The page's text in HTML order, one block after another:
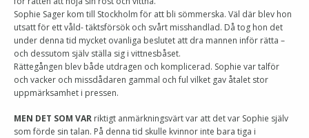
Sophie Sager kom till Stockholm för att bli sömmerska. Väl där blev hon
utsatt för ett våld- täktsförsök och svårt misshandlad. Då tog hon det
under denna tid mycket ovanliga beslutet att dra mannen inför rätta –
och dessutom själv ställa sig i vittnesbåset.
Rättegången blev både utdragen och komplicerad. Sophie var talför
och vacker och missdådaren gammal och ful vilket gav åtalet stor
uppmärksamhet i pressen.
MEN DET SOM VAR riktigt anmärkningsvärt var att det var Sophie själv
som förde sin talan. På denna tid skulle kvinnor inte bara tiga i